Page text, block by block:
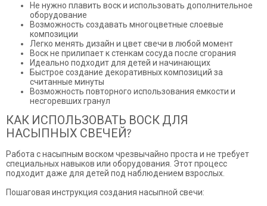
Не нужно плавить воск и использовать дополнительное
оборудование
Возможность создавать многоцветные слоевые
композиции
Легко менять дизайн и цвет свечи в любой момент
Воск не прилипает к стенкам сосуда после сгорания
Идеально подходит для детей и начинающих
Быстрое создание декоративных композиций за
считанные минуты
Возможность повторного использования емкости и
несгоревших гранул
КАК ИСПОЛЬЗОВАТЬ ВОСК ДЛЯ
НАСЫПНЫХ СВЕЧЕЙ?
Работа с насыпным воском чрезвычайно проста и не требует
специальных навыков или оборудования. Этот процесс
подходит даже для детей под наблюдением взрослых.
Пошаговая инструкция создания насыпной свечи: